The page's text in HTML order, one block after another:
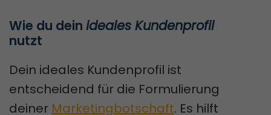
Wie du dein ideales Kundenprofil
nutzt
Dein ideales Kundenprofil ist
entscheidend für die Formulierung
deiner Marketingbotschaft. Es hilft